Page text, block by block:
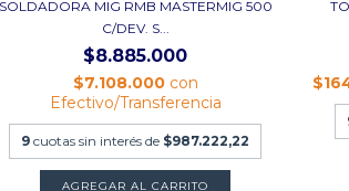
SOLDADORA MIG RMB MASTERMIG 500
C/DEV. S...
$8.885.000
$7.108.000 con
Efectivo/Transferencia
9 cuotas sin interés de $987.222,22